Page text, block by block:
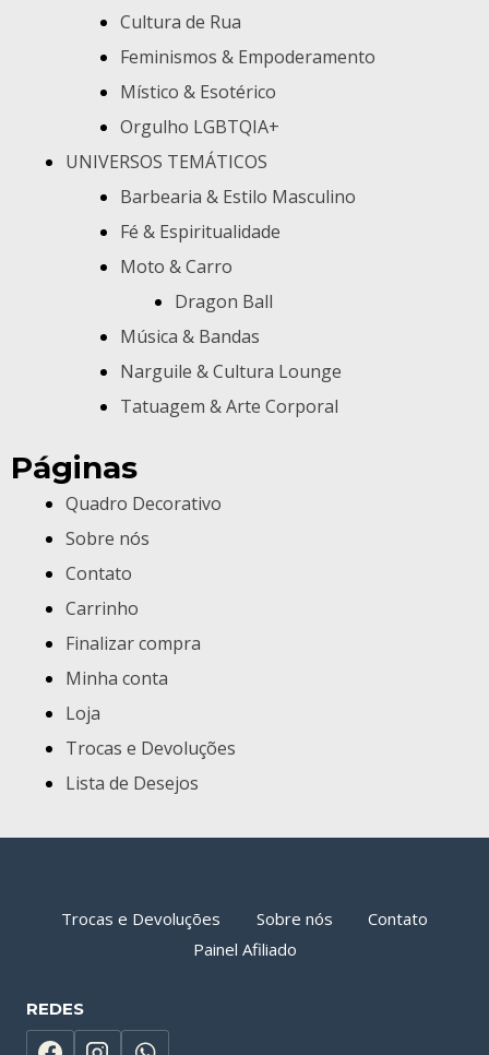
Cultura de Rua
Feminismos & Empoderamento
Místico & Esotérico
Orgulho LGBTQIA+
UNIVERSOS TEMÁTICOS
Barbearia & Estilo Masculino
Fé & Espiritualidade
Moto & Carro
Dragon Ball
Música & Bandas
Narguile & Cultura Lounge
Tatuagem & Arte Corporal
Páginas
Quadro Decorativo
Sobre nós
Contato
Carrinho
Finalizar compra
Minha conta
Loja
Trocas e Devoluções
Lista de Desejos
Trocas e Devoluções Sobre nós
Contato
Painel Afiliado
REDES